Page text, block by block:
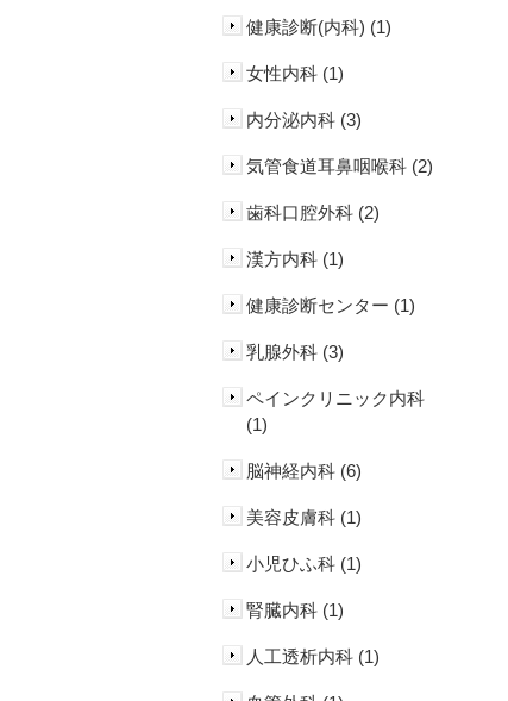
健康診断(内科) (1)
女性内科 (1)
内分泌内科 (3)
気管食道耳鼻咽喉科 (2)
歯科口腔外科 (2)
漢方内科 (1)
健康診断センター (1)
乳腺外科 (3)
ペインクリニック内科
(1)
脳神経内科 (6)
美容皮膚科 (1)
小児ひふ科 (1)
腎臓内科 (1)
人工透析内科 (1)